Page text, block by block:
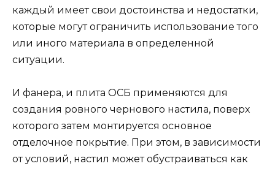
каждый имеет свои достоинства и недостатки,
которые могут ограничить использование того
или иного материала в определенной
ситуации.
И фанера, и плита ОСБ применяются для
создания ровного чернового настила, поверх
которого затем монтируется основное
отделочное покрытие. При этом, в зависимости
от условий, настил может обустраиваться как